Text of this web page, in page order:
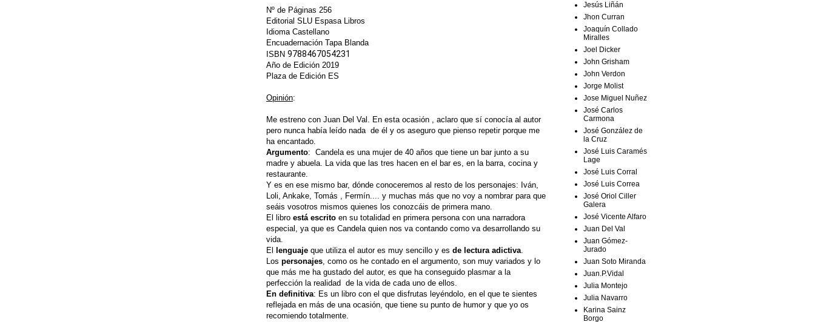
Nº de Páginas 256
Editorial SLU Espasa Libros
Idioma Castellano
Encuadernación Tapa Blanda
ISBN 9788467054231
Año de Edición 2019
Plaza de Edición ES
Opinión:
Me estreno con Juan Del Val. En esta ocasión , aclaro que sí conocía al autor
pero nunca había leído nada de él y os aseguro que pienso repetir porque me
ha encantado.
Argumento: Candela es una mujer de 40 años que tiene un bar junto a su
madre y abuela. La vida que las tres hacen en el bar es, en la barra, cocina y
restaurante.
Y es en ese mismo bar, dónde conoceremos al resto de los personajes: Iván,
Loli, Ankake, Tomás , Fermín.... y muchas más que no voy a nombrar para que
seáis vosotros mismos quienes los conozcáis de primera mano.
El libro está escrito en su totalidad en primera persona con una narradora
especial, ya que es Candela quien nos va contando como va desarrollando su
vida.
El
lenguaje que utiliza el autor es muy sencillo y es de lectura adictiva
Los personajes , como os he contado en el argumento, son muy variados y lo
que más me ha gustado del autor, es que ha conseguido plasmar a la
perfección la realidad de la vida de cada uno de ellos.
En definitiva: Es un libro con el que disfrutas leyéndolo, en el que te sientes
reflejada en más de una ocasión, que tiene su punto de humor y que yo os
recomiendo totalmente.
Jesús Liñán
Jhon Curran
Joaquín Collado
Miralles
Joel Dicker
John Grisham
John Verdon
Jorge Molist
Jose Miguel Nuñez
José Carlos
Carmona
José González de
la Cruz
José Luis Caramés
Lage
José Luis Corral
José Luis Correa
José Oriol Ciller
Galera
José Vicente Alfaro
Juan Del Val
Juan Gómez-
Jurado
Juan Soto Miranda
Juan.P.Vidal
Julia Montejo
Julia Navarro
Karina Sainz
Borgo